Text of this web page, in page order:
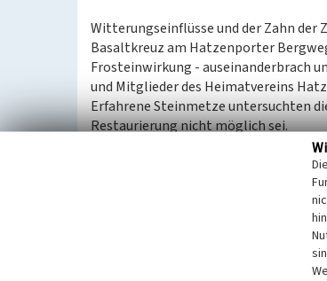
Witterungseinflüsse und der Zahn der
Basaltkreuz am Hatzenporter
Frosteinwirkung - auseinanderbrach
und Mitglieder des Heimatvereins
Erfahrene Steinmetze untersuchten
Restaurierung nicht möglich sei.
Um weiter Zeugnis von der
ersetzen, wobei der alte Sockel
Metternich wurde die Finanzierung
Umsetzung in Absprache mit der